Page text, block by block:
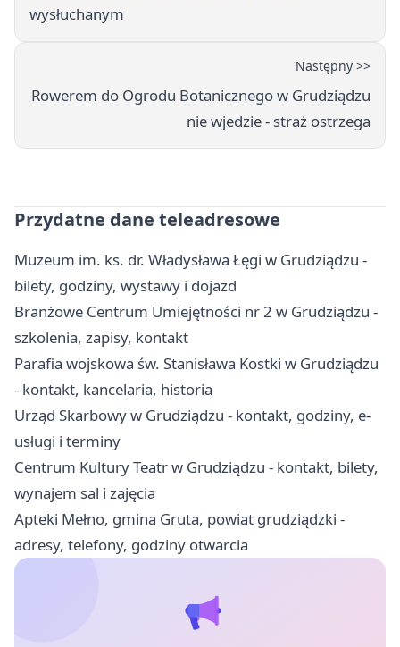
wysłuchanym
Następny >>
Rowerem do Ogrodu Botanicznego w Grudziądzu
nie wjedzie - straż ostrzega
Przydatne dane teleadresowe
Muzeum im. ks. dr. Władysława Łęgi w Grudziądzu -
bilety, godziny, wystawy i dojazd
Branżowe Centrum Umiejętności nr 2 w Grudziądzu -
szkolenia, zapisy, kontakt
Parafia wojskowa św. Stanisława Kostki w Grudziądzu
- kontakt, kancelaria, historia
Urząd Skarbowy w Grudziądzu - kontakt, godziny, e-
usługi i terminy
Centrum Kultury Teatr w Grudziądzu - kontakt, bilety,
wynajem sal i zajęcia
Apteki Mełno, gmina Gruta, powiat grudziądzki -
adresy, telefony, godziny otwarcia